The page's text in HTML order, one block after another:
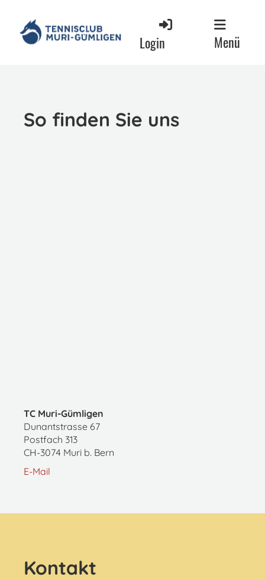
Login Menü
So finden Sie uns
TC Muri-Gümligen
Dunantstrasse 67
Postfach 313
CH-3074 Muri b. Bern
E-Mail
Kontakt